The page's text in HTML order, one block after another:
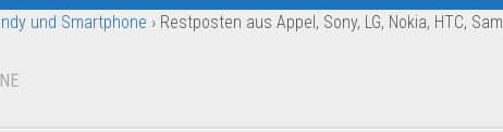
und Smartphone › Restposten aus Appel, Sony, LG, Nokia, HTC,